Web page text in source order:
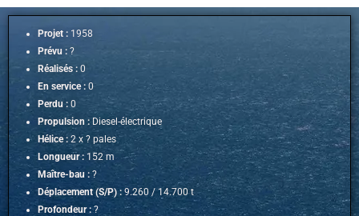
Projet : 1958
Prévu : ?
Réalisés : 0
En service : 0
Perdu : 0
Propulsion : Diesel-électrique
Hélice : 2 x ? pales
Longueur :152 m
Maître-bau :?
Déplacement (S/P) : 9.260 / 14.700 t
Profondeur :?